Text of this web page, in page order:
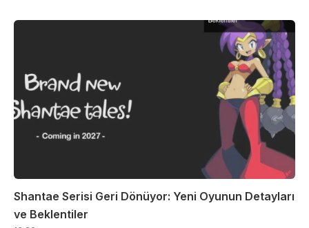
Shantae Serisi Geri Dönüyor: Yeni Oyunun Detayları
ve Beklentiler